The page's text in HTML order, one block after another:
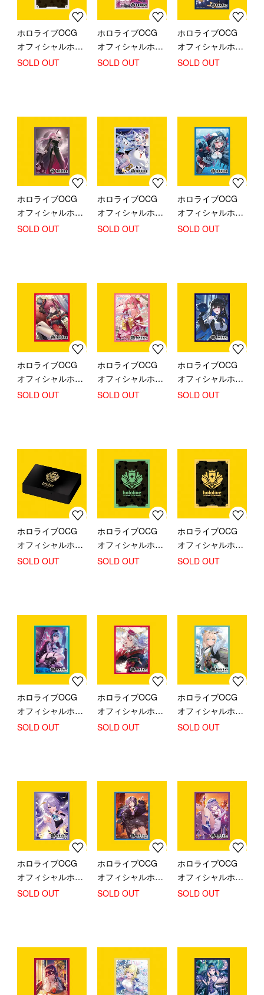
ホロライブOCG
オフィシャルホロ
カスリーブ (ブラ
SOLD OUT
ホロライブOCG
オフィシャルホロ
カスリーブ (とき
SOLD OUT
ホロライブOCG
オフィシャルホロ
カスリーブ (星街
SOLD OUT
ホロライブOCG
オフィシャルホロ
カスリーブ (森カ
SOLD OUT
ホロライブOCG
オフィシャルホロ
カスリーブ (白上
SOLD OUT
ホロライブOCG
オフィシャルホロ
カスリーブ (沙花
SOLD OUT
ホロライブOCG
オフィシャルホロ
カスリーブ (宝鐘
SOLD OUT
ホロライブOCG
オフィシャルホロ
カスリーブ (さく
SOLD OUT
ホロライブOCG
オフィシャルホロ
カスリーブ (ネリ
SOLD OUT
ホロライブOCG
オフィシャルホロ
カマーカーケース
SOLD OUT
ホロライブOCG
オフィシャルホロ
カスリーブ (ブラ
SOLD OUT
ホロライブOCG
オフィシャルホロ
カスリーブ (ブラ
SOLD OUT
ホロライブOCG
オフィシャルホロ
カスリーブ (輪堂
SOLD OUT
ホロライブOCG
オフィシャルホロ
カスリーブ 百鬼あ
SOLD OUT
ホロライブOCG
オフィシャルホロ
カスリーブ 風真い
SOLD OUT
ホロライブOCG
オフィシャルホロ
カスリーブ ムー
SOLD OUT
ホロライブOCG
オフィシャルホロ
カスリーブ シオ
SOLD OUT
ホロライブOCG
オフィシャルホロ
カスリーブ 古石ビ
SOLD OUT